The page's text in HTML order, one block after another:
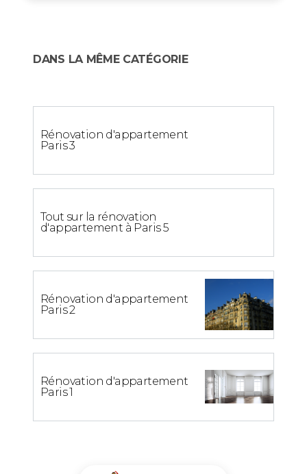
DANS LA MÊME CATÉGORIE
Rénovation d'appartement
Paris 3
Tout sur la rénovation
d'appartement à Paris 5
Rénovation d'appartement
Paris 2
Rénovation d'appartement
Paris 1